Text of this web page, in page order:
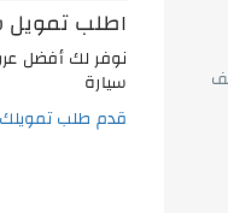
اطلب تمويل
نوفر لك أفضل
سيارة
قدم طلب تمويلك